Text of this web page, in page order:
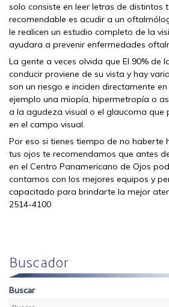
solo consiste en leer letras de distintos
recomendable es acudir a un
le realicen un estudio completo de la
ayudara a prevenir enfermedades
La gente a veces olvida que El 90% de
conducir proviene de su vista y hay
son un riesgo e inciden directamente
ejemplo una miopía, hipermetropía o
a la agudeza visual o el glaucoma que
en el campo visual.
Por eso si tienes tiempo de no haberte
tus ojos te recomendamos que antes
en el Centro Panamericano de Ojos
contamos con los mejores equipos y
capacitado para brindarte la mejor
2514-4100
Buscador
Buscar